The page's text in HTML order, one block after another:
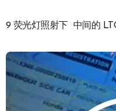
9 荧光灯照射下 中间的